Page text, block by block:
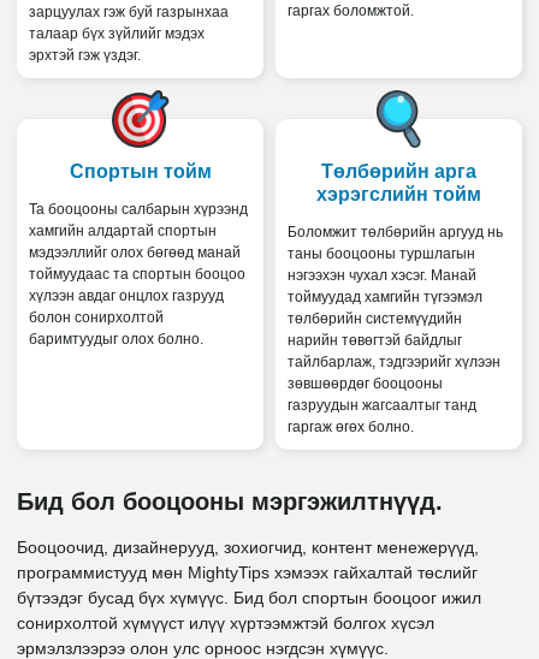
зарцуулах гэж буй газрынхаа
талаар бүх зүйлийг мэдэх
эрхтэй гэж үздэг.
гаргах боломжтой.
Спортын тойм
Та бооцооны салбарын хүрээнд
хамгийн алдартай спортын
мэдээллийг олох бөгөөд манай
тоймуудаас та спортын бооцоо
хүлээн авдаг онцлох газрууд
болон сонирхолтой
баримтуудыг олох болно.
Төлбөрийн арга
хэрэгслийн тойм
Боломжит төлбөрийн аргууд нь
таны бооцооны туршлагын
нэгээхэн чухал хэсэг. Манай
тоймуудад хамгийн түгээмэл
төлбөрийн системүүдийн
нарийн төвөгтэй байдлыг
тайлбарлаж, тэдгээрийг хүлээн
зөвшөөрдөг бооцооны
газруудын жагсаалтыг танд
гаргаж өгөх болно.
Бид бол бооцооны мэргэжилтнүүд.
Бооцоочид, дизайнерууд, зохиогчид, контент менежерүүд,
программистууд мөн MightyTips хэмээх гайхалтай төслийг
бүтээдэг бусад бүх хүмүүс. Бид бол спортын бооцоог ижил
сонирхолтой хүмүүст илүү хүртээмжтэй болгох хүсэл
эрмэлзлээрээ олон улс орноос нэгдсэн хүмүүс.